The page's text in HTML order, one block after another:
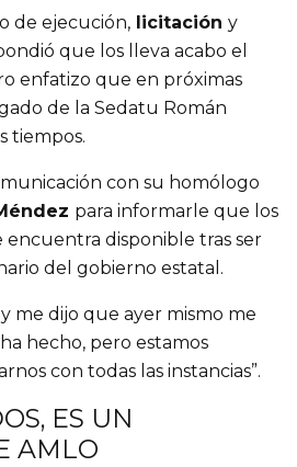
de ejecución, licitación y
que los lleva acabo el
enfatizo que en próximas
de la Sedatu Román
tiempos.
con su homólogo
para informarle que los
encuentra disponible tras ser
del gobierno estatal.
me dijo que ayer mismo me
hecho, pero estamos
con todas las instancias”.
ES UN
AMLO